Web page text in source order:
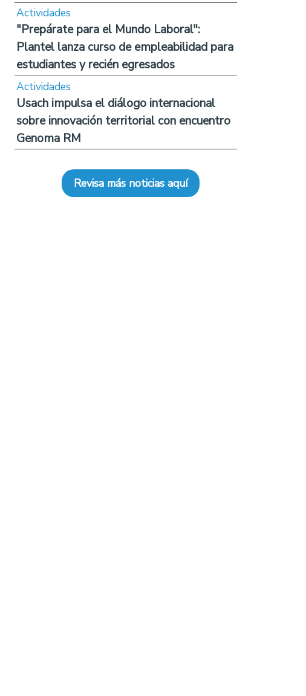
Actividades
"Prepárate para el Mundo Laboral":
Plantel lanza curso de empleabilidad para
estudiantes y recién egresados
Actividades
Usach impulsa el diálogo internacional
sobre innovación territorial con encuentro
Genoma RM
Revisa más noticias aquí